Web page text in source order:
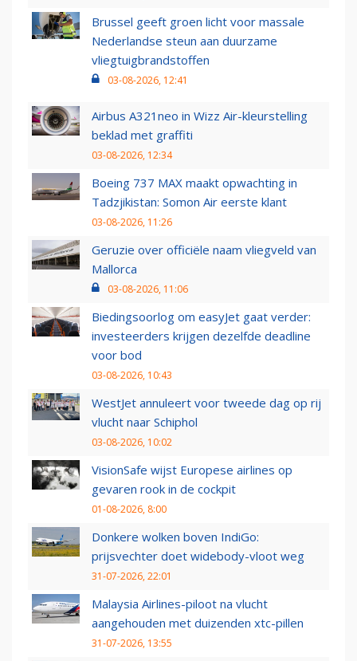
Brussel geeft groen licht voor massale
Nederlandse steun aan duurzame
vliegtuigbrandstoffen
03-08-2026, 12:41
Airbus A321neo in Wizz Air-kleurstelling
beklad met graffiti
03-08-2026, 12:34
Boeing 737 MAX maakt opwachting in
Tadzjikistan: Somon Air eerste klant
03-08-2026, 11:26
Geruzie over officiële naam vliegveld van
Mallorca
03-08-2026, 11:06
Biedingsoorlog om easyJet gaat verder:
investeerders krijgen dezelfde deadline
voor bod
03-08-2026, 10:43
WestJet annuleert voor tweede dag op rij
vlucht naar Schiphol
03-08-2026, 10:02
VisionSafe wijst Europese airlines op
gevaren rook in de cockpit
01-08-2026, 8:00
Donkere wolken boven IndiGo:
prijsvechter doet widebody-vloot weg
31-07-2026, 22:01
Malaysia Airlines-piloot na vlucht
aangehouden met duizenden xtc-pillen
31-07-2026, 13:55